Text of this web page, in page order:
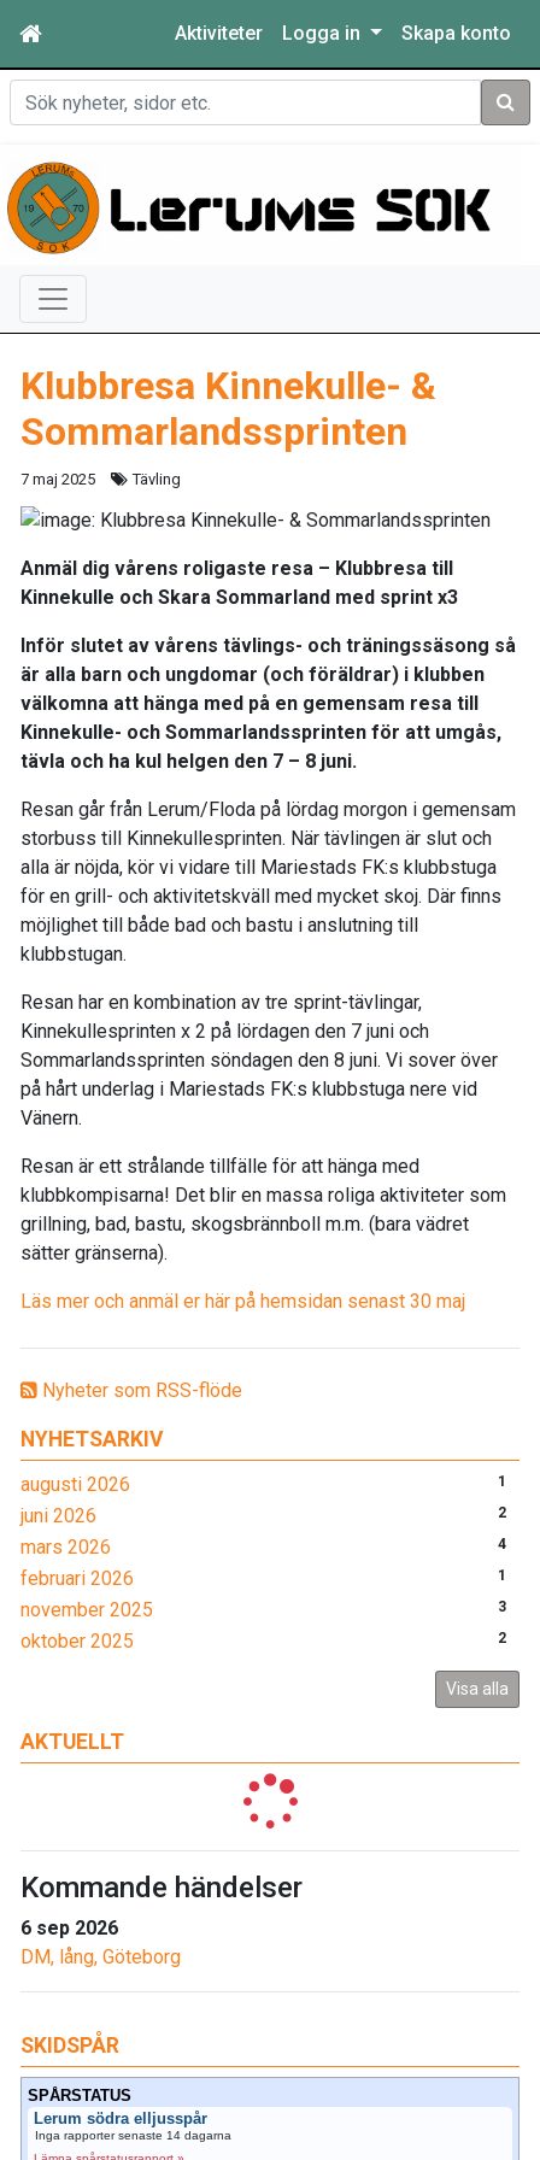
Aktiviteter Logga in Skapa konto
Sök
Nyheter som RSS-flöde
NYHETSARKIV
augusti 2026 1
juni 2026 2
mars 2026 4
februari 2026 1
november 2025 3
oktober 2025 2
Visa alla
AKTUELLT
Kommande händelser
6 sep 2026
DM, lång, Göteborg
SKIDSPÅR
SPÅRSTATUS
Lerum södra elljusspår
Inga rapporter senaste 14 dagarna
Klubbresa Kinnekulle- &
Sommarlandssprinten
7 maj 2025 Tävling
Anmäl dig vårens roligaste resa – Klubbresa till
Kinnekulle och Skara Sommarland med sprint x3
Inför slutet av vårens tävlings- och träningssäsong så
är alla barn och ungdomar (och föräldrar) i klubben
välkomna att hänga med på en gemensam resa till
Kinnekulle- och Sommarlandssprinten för att umgås,
tävla och ha kul helgen den 7 – 8 juni.
Resan går från Lerum/Floda på lördag morgon i gemensam
storbuss till Kinnekullesprinten. När tävlingen är slut och
alla är nöjda, kör vi vidare till Mariestads FK:s klubbstuga
för en grill- och aktivitetskväll med mycket skoj. Där finns
möjlighet till både bad och bastu i anslutning till
klubbstugan.
Resan har en kombination av tre sprint-tävlingar,
Kinnekullesprinten x 2 på lördagen den 7 juni och
Sommarlandssprinten söndagen den 8 juni. Vi sover över
på hårt underlag i Mariestads FK:s klubbstuga nere vid
Vänern.
Resan är ett strålande tillfälle för att hänga med
klubbkompisarna! Det blir en massa roliga aktiviteter som
grillning, bad, bastu, skogsbrännboll m.m. (bara vädret
sätter gränserna).
Läs mer och anmäl er här på hemsidan senast 30 maj